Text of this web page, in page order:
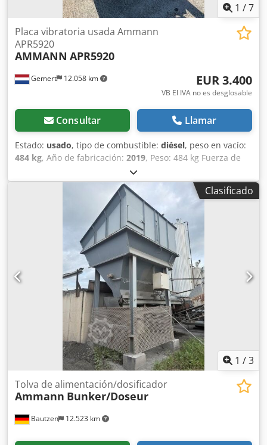
1 /7
Gemert 12.058 km
Placa vibratoria usada Ammann
APR5920
AMMANN APR5920
EUR 3.400
VB El IVA no es desglosable
Consultar Llamar
Estado: usado, tipo de combustible: diésel, peso en vacío:
484 kg, Año de fabricación: 2019, Peso: 484 kg Fuerza de
impacto: 59 kN Motor diésel, 1 cilindro Hatz (1b40) Marcha
adelante/marcha atrás. Dsdpfx Amsxw H Hco Rewa
Arranque eléctrico. Ancho de la placa: 60 cm Precio por
unidad: 3.400 €, sin IVA. ¡Varias unidades en stock!
Clasificado
1 /3
Bautzen 12.523 km
Tolva de alimentación/dosificador
Ammann Bunker/Doseur